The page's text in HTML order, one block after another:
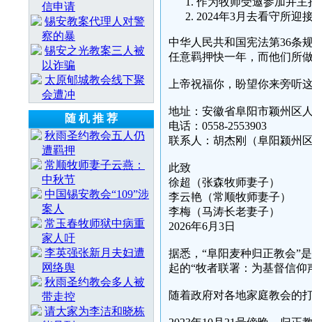
信申请
锡安教案代理人对警
察的暴
锡安之光教案三人被
以诈骗
太原郇城教会线下聚
会遭冲
随 机 推 荐
秋雨圣约教会五人仍
遭羁押
常顺牧师妻子云燕：
中秋节
中国锡安教会“109”涉
案人
常玉春牧师狱中病重
家人吁
李英强张新月夫妇遭
网络舆
秋雨圣约教会多人被
带走控
请大家为李洁和晓栋
2024年3月去看守所迎
中华人民共和国宪法第36条
任意羁押快一年，而他们所
上帝祝福你，盼望你来旁听
地址：安徽省阜阳市颖州区
电话：0558-2553903
联系人：胡杰刚（阜阳颍州
此致
徐超（张森牧师妻子）
李云艳（常顺牧师妻子）
李梅（马涛长老妻子）
2026年6月3日
据悉，“阜阳麦种归正教会”
起的“牧者联署：为基督信
随着政府对各地家庭教会的